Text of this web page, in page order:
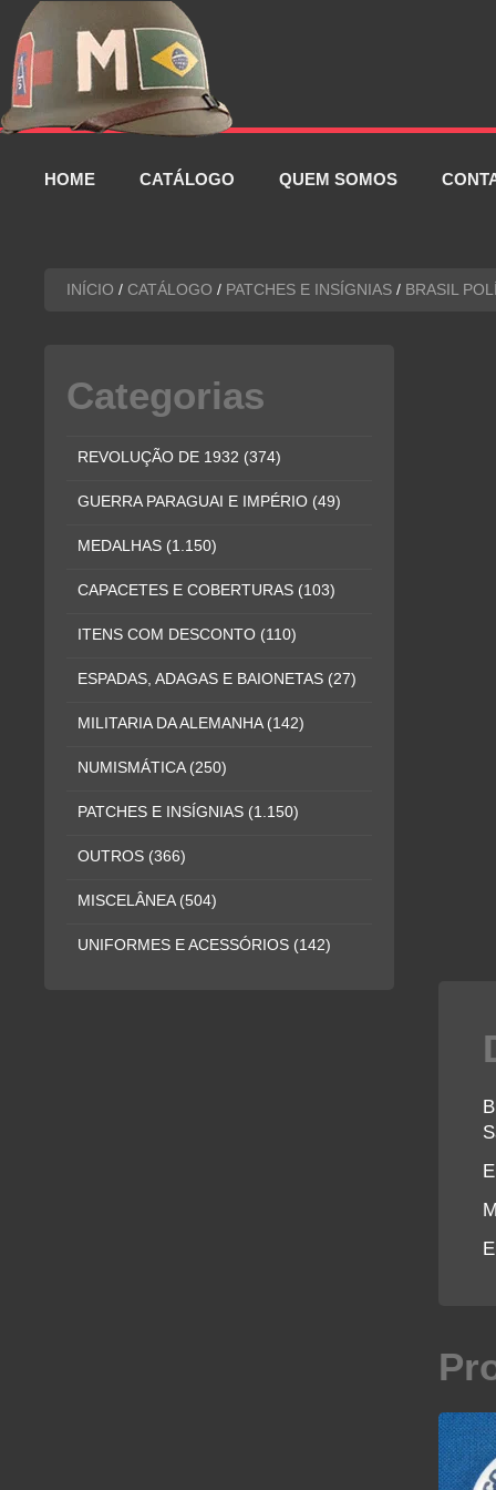
Pular
para
conteúdo
HOME CATÁLOGO QUEM SOMOS
INÍCIO / CATÁLOGO / PATCHES E INSÍGNIAS / BRASIL
Categorias
REVOLUÇÃO DE 1932 (374)
GUERRA PARAGUAI E IMPÉRIO (49)
MEDALHAS (1.150)
CAPACETES E COBERTURAS (103)
ITENS COM DESCONTO (110)
ESPADAS, ADAGAS E BAIONETAS (27)
MILITARIA DA ALEMANHA (142)
NUMISMÁTICA (250)
PATCHES E INSÍGNIAS (1.150)
OUTROS (366)
MISCELÂNEA (504)
UNIFORMES E ACESSÓRIOS (142)